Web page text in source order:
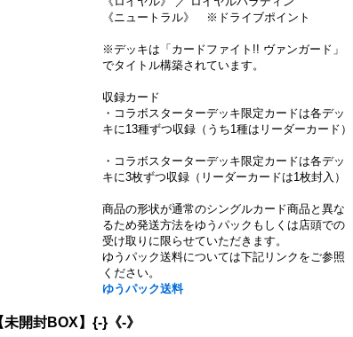
《ニュートラル》 ※ドライブポイント
※デッキは「カードファイト!! ヴァンガード」
でタイトル構築されています。
収録カード
・コラボスターターデッキ限定カードは各デッ
キに13種ずつ収録（うち1種はリーダーカード）
・コラボスターターデッキ限定カードは各デッ
キに3枚ずつ収録（リーダーカードは1枚封入）
商品の形状が通常のシングルカード商品と異な
るため発送方法をゆうパックもしくは店頭での
受け取りに限らせていただきます。
ゆうパック送料については下記リンクをご参照
ください。
ゆうパック送料
開封BOX】{-}《-》